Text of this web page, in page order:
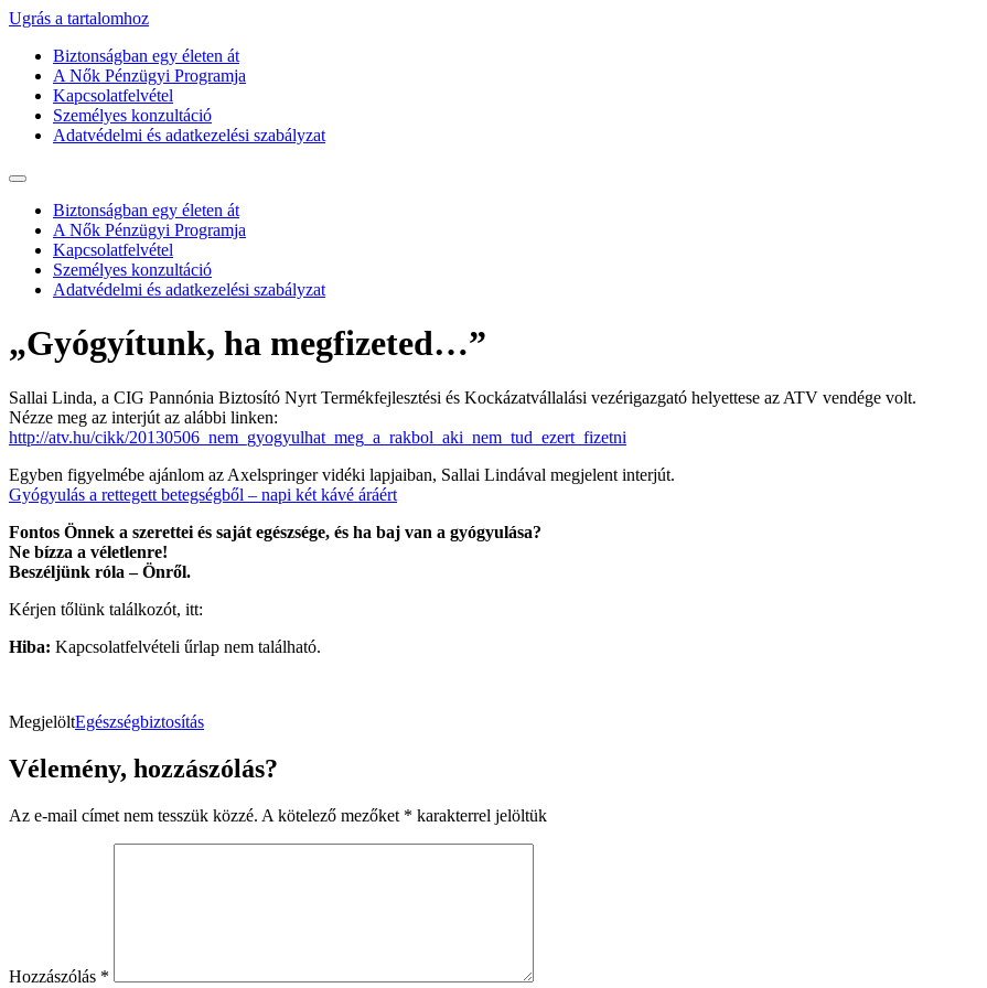
Ugrás a tartalomhoz
Biztonságban egy életen át
A Nők Pénzügyi Programja
Kapcsolatfelvétel
Személyes konzultáció
Adatvédelmi és adatkezelési szabályzat
Biztonságban egy életen át
A Nők Pénzügyi Programja
Kapcsolatfelvétel
Személyes konzultáció
Adatvédelmi és adatkezelési szabályzat
„Gyógyítunk, ha megfizeted…”
Sallai Linda, a CIG Pannónia Biztosító Nyrt Termékfejlesztési és Kockázatvállalási vezérigazgató helyettese az ATV vendége volt.
Nézze meg az interjút az alábbi linken:
http://atv.hu/cikk/20130506_nem_gyogyulhat_meg_a_rakbol_aki_nem_tud_ezert_fizetni
Egyben figyelmébe ajánlom az Axelspringer vidéki lapjaiban, Sallai Lindával megjelent interjút.
Gyógyulás a rettegett betegségből – napi két kávé áráért
Fontos Önnek a szerettei és saját egészsége, és ha baj van a gyógyulása?
Ne bízza a véletlenre!
Beszéljünk róla – Önről.
Kérjen tőlünk találkozót, itt:
Hiba: Kapcsolatfelvételi űrlap nem található.
MegjelöltEgészségbiztosítás
Vélemény, hozzászólás?
Az e-mail címet nem tesszük közzé. A kötelező mezőket * karakterrel jelöltük
Hozzászólás *